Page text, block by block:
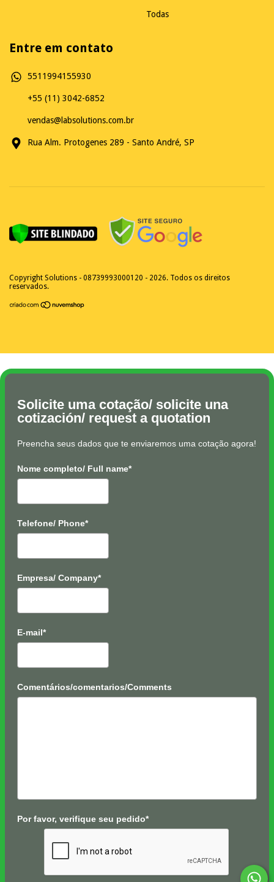
Todas
Entre em contato
5511994155930
+55 (11) 3042-6852
vendas@labsolutions.com.br
Rua Alm. Protogenes 289 - Santo André, SP
Copyright Solutions - 08739993000120 - 2026. Todos os direitos
reservados.
Solicite uma cotação/ solicite una
cotización/ request a quotation
Preencha seus dados que te enviaremos uma cotação agora!
Nome completo/ Full name*
Telefone/ Phone*
Empresa/ Company*
E-mail*
Comentários/comentarios/Comments
Por favor, verifique seu pedido*